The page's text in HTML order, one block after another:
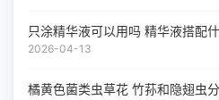
只涂精华液可以用吗 精华液搭配
2026-04-13
橘黄色菌类虫草花 竹荪和隐翅虫